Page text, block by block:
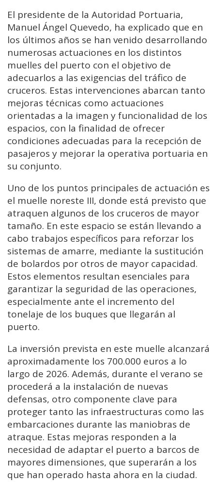
El presidente de la Autoridad Portuaria,
Manuel Ángel Quevedo, ha explicado que en
los últimos años se han venido desarrollando
numerosas actuaciones en los distintos
muelles del puerto con el objetivo de
adecuarlos a las exigencias del tráfico de
cruceros. Estas intervenciones abarcan tanto
mejoras técnicas como actuaciones
orientadas a la imagen y funcionalidad de los
espacios, con la finalidad de ofrecer
condiciones adecuadas para la recepción de
pasajeros y mejorar la operativa portuaria en
su conjunto.
Uno de los puntos principales de actuación es
el muelle noreste III, donde está previsto que
atraquen algunos de los cruceros de mayor
tamaño. En este espacio se están llevando a
cabo trabajos específicos para reforzar los
sistemas de amarre, mediante la sustitución
de bolardos por otros de mayor capacidad.
Estos elementos resultan esenciales para
garantizar la seguridad de las operaciones,
especialmente ante el incremento del
tonelaje de los buques que llegarán al
puerto.
La inversión prevista en este muelle alcanzará
aproximadamente los 700.000 euros a lo
largo de 2026. Además, durante el verano se
procederá a la instalación de nuevas
defensas, otro componente clave para
proteger tanto las infraestructuras como las
embarcaciones durante las maniobras de
atraque. Estas mejoras responden a la
necesidad de adaptar el puerto a barcos de
mayores dimensiones, que superarán a los
que han operado hasta ahora en la ciudad.